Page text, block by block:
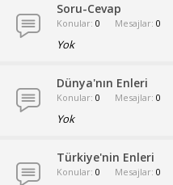
Soru-Cevap
Konular 0 Mesajlar 0
Yok
Dünya'nın Enleri
Konular 0 Mesajlar 0
Yok
Türkiye'nin Enleri
Konular 0 Mesajlar 0